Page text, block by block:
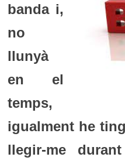
banda i,
no
llunyà
en el
temps,
igualment he
llegir-me